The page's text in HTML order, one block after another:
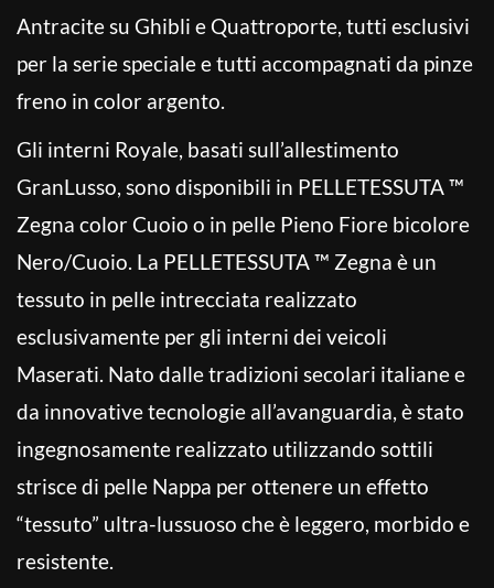
Antracite su Ghibli e Quattroporte, tutti esclusivi
per la serie speciale e tutti accompagnati da pinze
freno in color argento.
Gli interni Royale, basati sull’allestimento
GranLusso, sono disponibili in PELLETESSUTA ™
Zegna color Cuoio o in pelle Pieno Fiore bicolore
Nero/Cuoio. La PELLETESSUTA ™ Zegna è un
tessuto in pelle intrecciata realizzato
esclusivamente per gli interni dei veicoli
Maserati. Nato dalle tradizioni secolari italiane e
da innovative tecnologie all’avanguardia, è stato
ingegnosamente realizzato utilizzando sottili
strisce di pelle Nappa per ottenere un effetto
“tessuto” ultra-lussuoso che è leggero, morbido e
resistente.